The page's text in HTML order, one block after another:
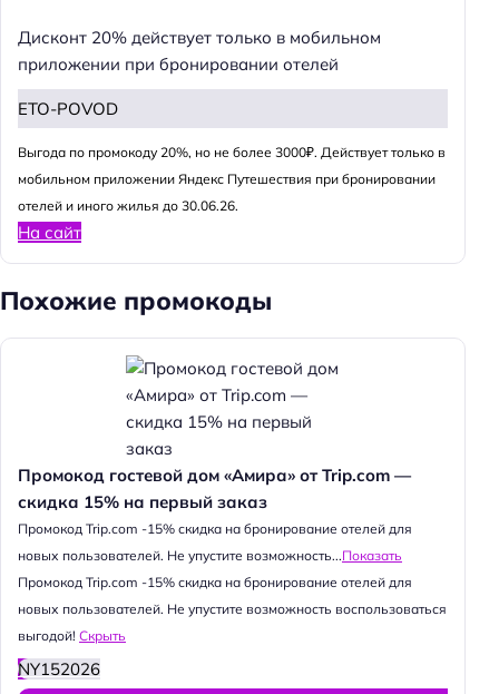
Дисконт 20% действует только в мобильном
приложении при бронировании отелей
ETO-POVOD
Выгода по промокоду 20%, но не более 3000₽. Действует только в
мобильном приложении Яндекс Путешествия при бронировании
отелей и иного жилья до 30.06.26.
На сайт
Похожие промокоды
Промокод гостевой дом «Амира» от Trip.com —
скидка 15% на первый заказ
Промокод Trip.com -15% скидка на бронирование отелей для
новых пользователей. Не упустите возможность...Показать
Промокод Trip.com -15% скидка на бронирование отелей для
новых пользователей. Не упустите возможность воспользоваться
выгодой! Скрыть
NY152026